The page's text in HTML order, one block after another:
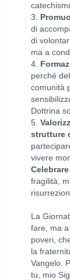
3.
di
di
ma a
4.
perché
comunità
Dottrina
5.
strutture
vivere
fragilità,
La
fare, ma
poveri,
la
Vangelo.
tu, mio